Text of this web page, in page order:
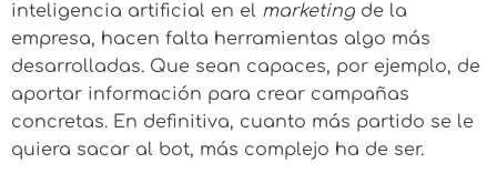
inteligencia artificial en el marketing de la
empresa, hacen falta herramientas algo más
desarrolladas. Que sean capaces, por ejemplo, de
aportar información para crear campañas
concretas. En definitiva, cuanto más partido se le
quiera sacar al bot, más complejo ha de ser.